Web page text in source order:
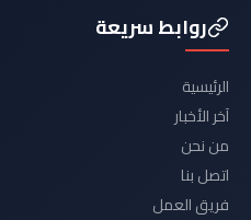
روابط سريعة
الرئيسية
آخر الأخبار
من نحن
اتصل بنا
فريق العمل